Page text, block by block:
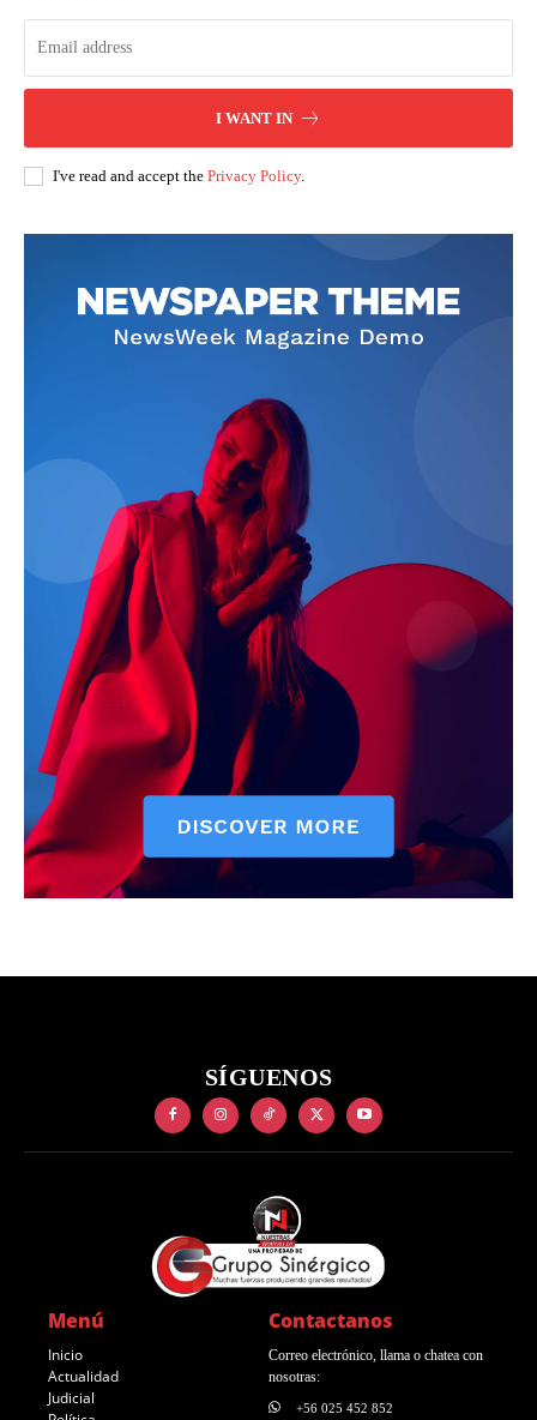
I WANT IN
I've read and accept the Privacy Policy.
SÍGUENOS
Menú
Inicio
Actualidad
Judicial
Contactanos
Correo electrónico, llama o chatea con
nosotras:
+56 025 452 852